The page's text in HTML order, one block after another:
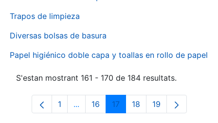
Trapos de limpieza
Diversas bolsas de basura
Papel higiénico doble capa y toallas en rollo de papel
S'estan mostrant 161 - 170 de 184 resultats.
Pàgina
1 ...Pàgines intermèdies Utilitzeu TAB per
Pàgina
16 Pàgina
17 Pàgina
18 Pàgina
19